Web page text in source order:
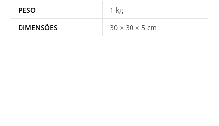
PESO
1 kg
DIMENSÕES
30 × 30 × 5 cm